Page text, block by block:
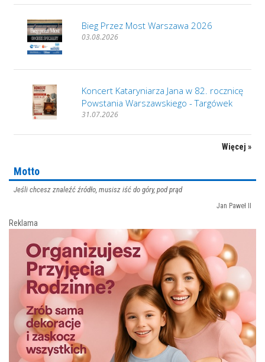
Bieg Przez Most Warszawa 2026
03.08.2026
Koncert Kataryniarza Jana w 82. rocznicę
Powstania Warszawskiego - Targówek
31.07.2026
Więcej »
Motto
Jeśli chcesz znaleźć źródło, musisz iść do góry, pod prąd
Jan Paweł II
Reklama